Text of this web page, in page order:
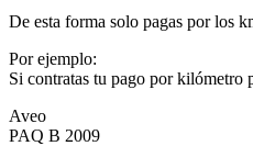
De esta forma solo pagas por los
Por ejemplo:
Si contratas tu pago por kilómetro
Aveo
PAQ B 2009